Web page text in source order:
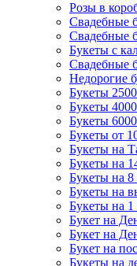
Розы в
Свадебные
Свадебные
Букеты с
Свадебные
Недорогие
Букеты
Букеты
Букеты
Букеты от
Букеты на
Букеты на
Букеты на
Букеты на
Букеты на 1
Букет на
Букет на
Букет на
Букеты на